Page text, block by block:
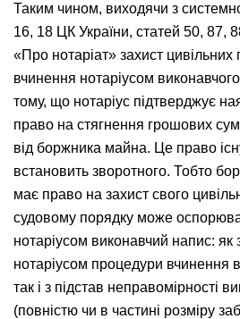
Таким чином, виходячи з
16, 18 ЦК України, статей 50, 87,
«Про нотаріат» захист
вчинення нотаріусом
тому, що нотаріус підтверджує
право на стягнення грошових
від боржника майна. Це право
встановить зворотного. Тобто
має право на захист свого
судовому порядку може
нотаріусом виконавчий напис: як
нотаріусом процедури вчинення
так і з підстав неправомірності
(повністю чи в частині розміру